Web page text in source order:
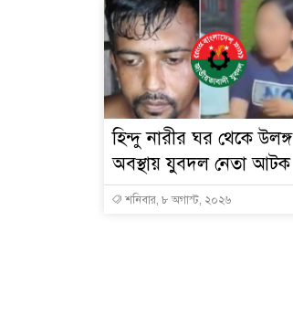
হিন্দু নারীর ঘর থেকে উলঙ্গ
অবস্থায় যুবদল নেতা আটক
শনিবার, ৮ অগাস্ট, ২০২৬